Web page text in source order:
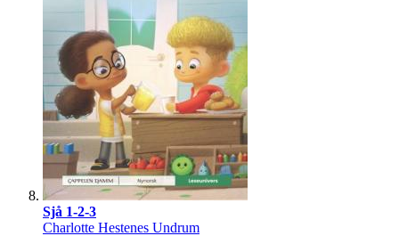
Sjå 1-2-3
Charlotte Hestenes Undrum